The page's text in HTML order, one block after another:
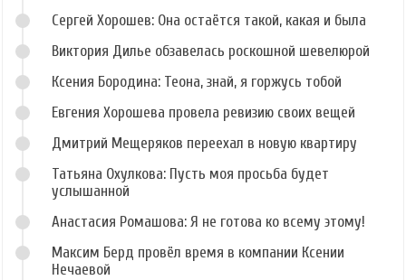
Сергей Хорошев: Она остаётся такой, какая и была
Виктория Дилье обзавелась роскошной шевелюрой
Ксения Бородина: Теона, знай, я горжусь тобой
Евгения Хорошева провела ревизию своих вещей
Дмитрий Мещеряков переехал в новую квартиру
Татьяна Охулкова: Пусть моя просьба будет
услышанной
Анастасия Ромашова: Я не готова ко всему этому!
Максим Берд провёл время в компании Ксении
Нечаевой